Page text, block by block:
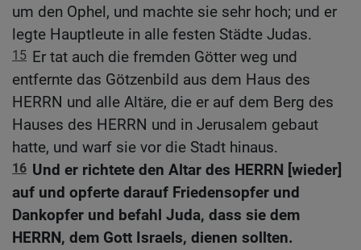
um den Ophel, und machte sie sehr hoch; und er
legte Hauptleute in alle festen Städte Judas.
15 Er tat auch die fremden Götter weg und
entfernte das Götzenbild aus dem Haus des
HERRN und alle Altäre, die er auf dem Berg des
Hauses des HERRN und in Jerusalem gebaut
hatte, und warf sie vor die Stadt hinaus.
16 Und er richtete den Altar des HERRN [wieder]
auf und opferte darauf Friedensopfer und
Dankopfer und befahl Juda, dass sie dem
HERRN, dem Gott Israels, dienen sollten.